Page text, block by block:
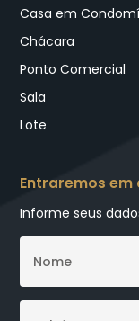
Casa em
Chácara
Ponto Comercial
Sala
Lote
Entraremos
Informe seus